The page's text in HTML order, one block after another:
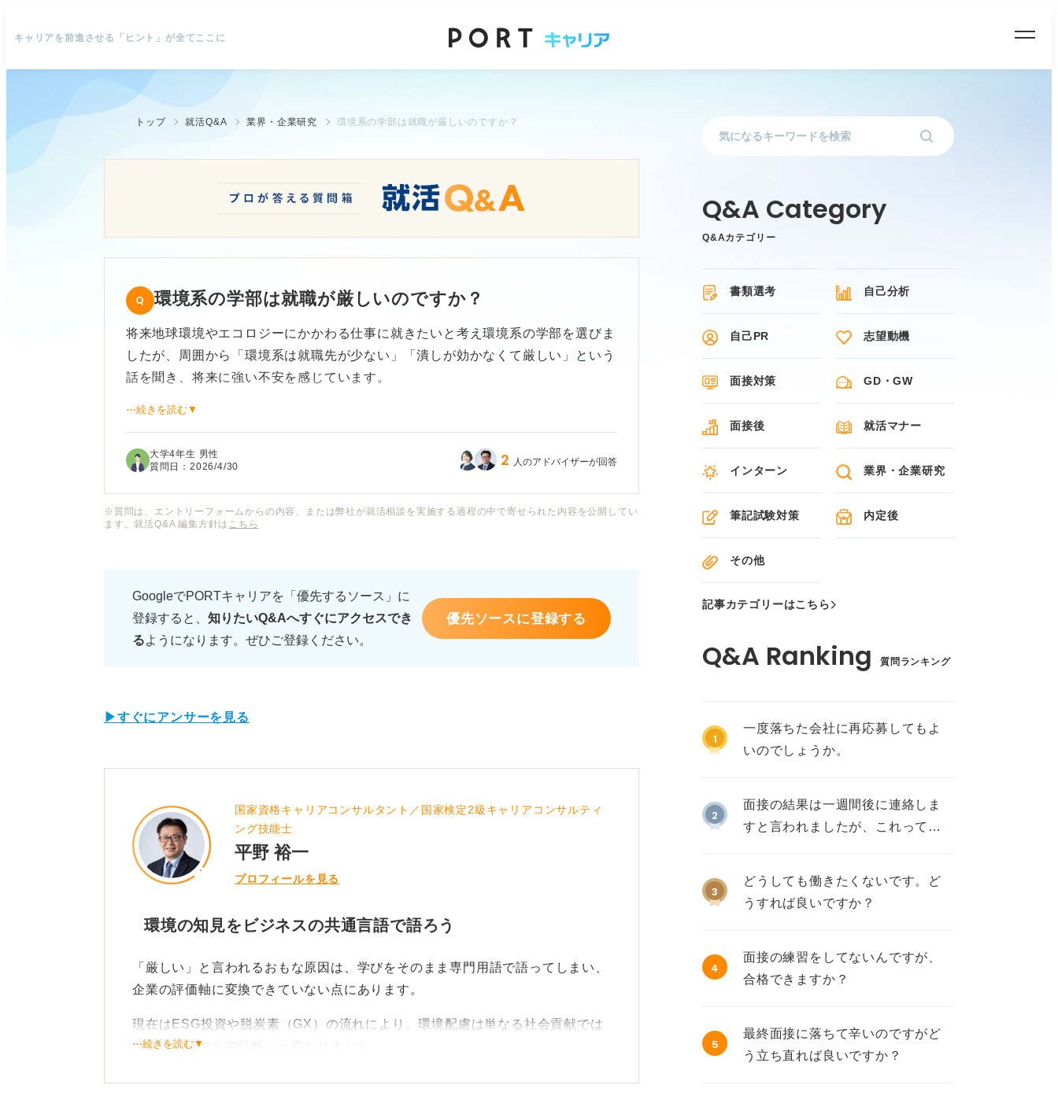
キャリアを前進させる「ヒント」が全てここに
トップ 就活Q&A 業界・企業研究 環境系の学部は就職が厳しいのですか？
環境系の学部は就職が厳しいのですか？
将来地球環境やエコロジーにかかわる仕事に就きたいと考え環境系の学部を選びま
したが、周囲から「環境系は就職先が少ない」「潰しが効かなくて厳しい」という
話を聞き、将来に強い不安を感じています。
に評価してもらえるのでしょうか？ また昨今のESG投資や脱炭素の流れは、学生
の就職において追い風になっているのか、それとも高い専門性がなければ無関係な
環境系学部の就活が「厳しい」と言われる本当の理由と、内定を得るために今のう
ちから取り組むべき準備や自己PRの切り口についてアドバイスをお願いします。
⋯続きを読む▼
大学4年生 男性
質問日：2026/4/30 2 人のアドバイザーが回答
※質問は、エントリーフォームからの内容、または弊社が就活相談を実施する過程の中で寄せられた内容を公開してい
ます。就活Q&A 編集方針は こちら
GoogleでPORTキャリアを「優先するソース」に
登録すると、 知りたいQ&Aへすぐにアクセスでき
るようになります。ぜひご登録ください。
優先ソースに登録する
▶すぐにアンサーを見る
国家資格キャリアコンサルタント／国家検定2級キャリアコンサルティ
ング技能士
平野 裕一
プロフィールを見る
環境の知見をビジネスの共通言語で語ろう
「厳しい」と言われるおもな原因は、学びをそのまま専門用語で語ってしまい、
企業の評価軸に変換できていない点にあります。
現在はESG投資や脱炭素（GX）の流れにより、環境配慮は単なる社会貢献では
なく、企業の生存戦略へと変わりました。
この追い風を活かすには、知識だけでなく課題整理やデータ活用として専門性を
⋯続きを読む▼
Q&Aカテゴリー
書類選考 自己分析
自己PR 志望動機
面接対策 GD・GW
面接後 就活マナー
インターン 業界・企業研究
筆記試験対策 内定後
その他
記事カテゴリーはこちら
質問ランキング
1
一度落ちた会社に再応募してもよ
いのでしょうか。
2
面接の結果は一週間後に連絡しま
すと言われましたが、これって不
3
どうしても働きたくないです。ど
うすれば良いですか？
4
面接の練習をしてないんですが、
合格できますか？
5
最終面接に落ちて辛いのですがど
う立ち直れば良いですか？